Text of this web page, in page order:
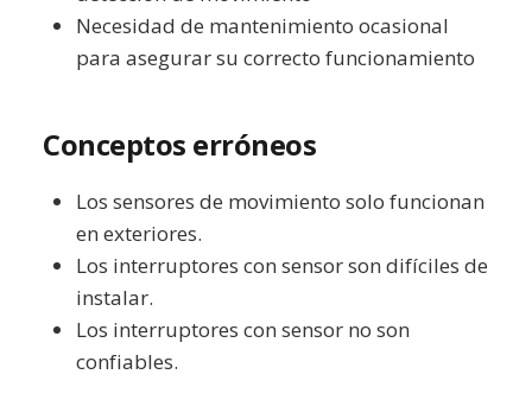
Necesidad de mantenimiento ocasional
para asegurar su correcto funcionamiento
Conceptos erróneos
Los sensores de movimiento solo funcionan
en exteriores.
Los interruptores con sensor son difíciles de
instalar.
Los interruptores con sensor no son
confiables.